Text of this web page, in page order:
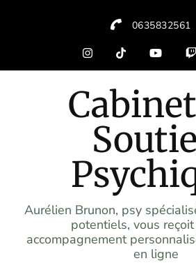
0635832561
Aurélien Brunon, psy
potentiels, vous
accompagnement
en ligne